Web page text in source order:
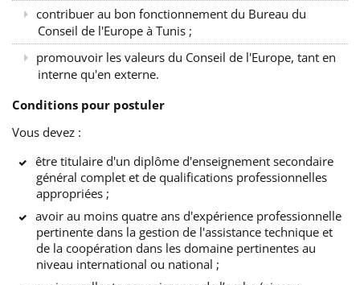
contribuer au bon fonctionnement du Bureau du
Conseil de l'Europe à Tunis ;
promouvoir les valeurs du Conseil de l'Europe, tant en
interne qu'en externe.
Conditions pour postuler
Vous devez :
être titulaire d'un diplôme d'enseignement secondaire
général complet et de qualifications professionnelles
appropriées ;
avoir au moins quatre ans d'expérience professionnelle
pertinente dans la gestion de l'assistance technique et
de la coopération dans les domaine pertinentes au
niveau international ou national ;